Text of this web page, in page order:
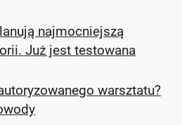
najmocniejszą
Już jest testowana
warsztatu?